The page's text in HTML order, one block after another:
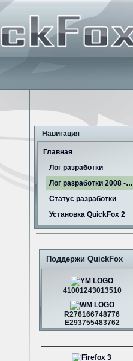
Навигация
Главная
Лог разработки
Лог разработки 2008 -…
Статус разработки
Установка QuickFox 2
Поддержи QuickFox
41001243013510
R276166748776
E293755483762